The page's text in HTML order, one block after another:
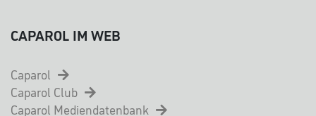
CAPAROL IM WEB
Caparol
Caparol Club
Caparol Mediendatenbank